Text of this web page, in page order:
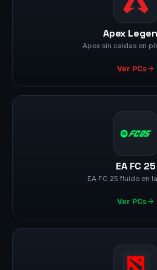
Apex
Apex sin caidas en
Ver PCs
EA FC 25
EA FC 25 fluido en
Ver PCs